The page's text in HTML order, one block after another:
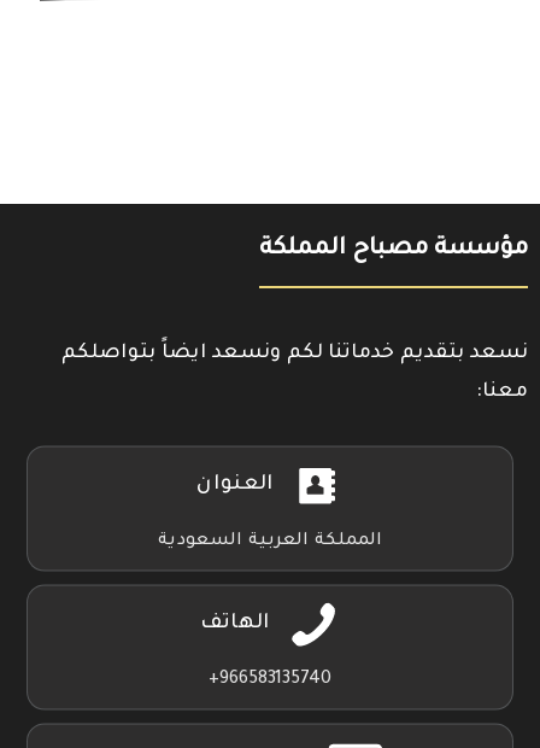
مؤسسة مصباح المملكة
نسعد بتقديم خدماتنا لكم ونسعد ايضاً بتواصلكم
معنا:
العنوان
المملكة العربية السعودية
الهاتف
966583135740+